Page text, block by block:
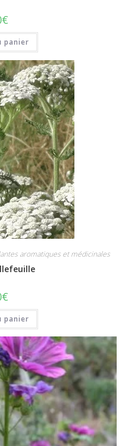
€
panier
aromatiques et médicinales
€
panier